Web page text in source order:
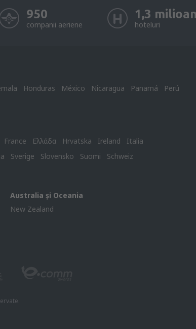
950
companii aeriene
1,3
hoteluri
Honduras México Nicaragua Panamá
Perú
France Ελλάδα Hrvatska Ireland
Italia
Sverige Slovensko Suomi
Schweiz
Australia și Oceania
New Zealand